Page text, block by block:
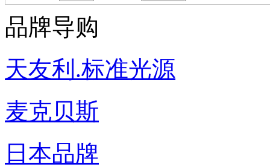
品牌导购
天友利.标准光源
麦克贝斯
日本品牌